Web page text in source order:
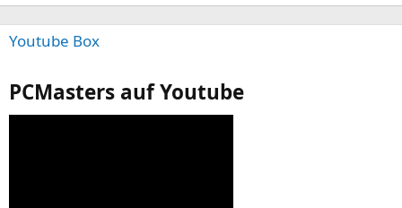
Youtube Box
PCMasters auf Youtube